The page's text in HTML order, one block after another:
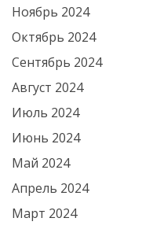
Ноябрь 2024
Октябрь 2024
Сентябрь 2024
Август 2024
Июль 2024
Июнь 2024
Май 2024
Апрель 2024
Март 2024